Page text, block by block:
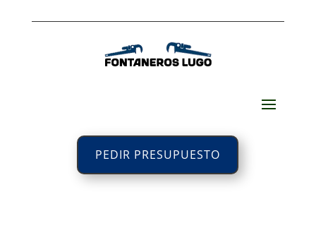
PEDIR PRESUPUESTO